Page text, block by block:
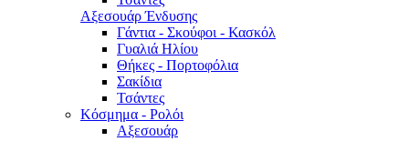
Αξεσουάρ Ένδυσης
Γάντια - Σκούφοι - Κασκόλ
Γυαλιά Ηλίου
Θήκες - Πορτοφόλια
Σακίδια
Τσάντες
Κόσμημα - Ρολόι
Αξεσουάρ